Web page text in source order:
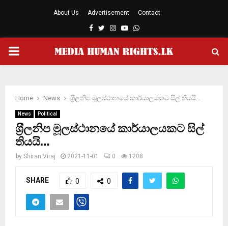
About Us Advertisement Contact
Facebook
TwitterInstagram
YoutubeWhatsapp
PRIMARY
Home News ශ‍්‍රීලනිප මූලස්ථානයේ කාර්යාලයකට සිල් තියයි…
News Political
ශ‍්‍රීලනිප මූලස්ථානයේ කාර්යාලයකට සිල්
තියයි…
by Shiran Viraj 2021-11-01 0 1208
SHARE 0 0